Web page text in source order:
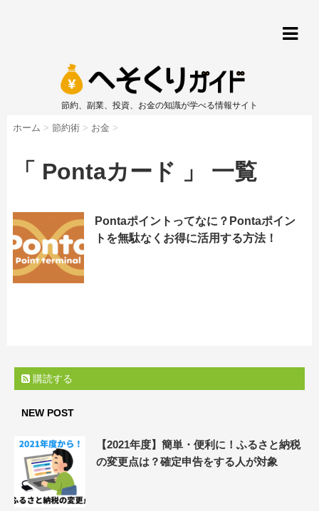
節約、副業、投資、お金の知識が学べる情報サイト
ホーム > 節約術 > お金 >
「 Pontaカード 」 一覧
Pontaポイントってなに？Pontaポイン
トを無駄なくお得に活用する方法！
購読する
NEW POST
【2021年度】簡単・便利に！ふるさと納税
の変更点は？確定申告をする人が対象